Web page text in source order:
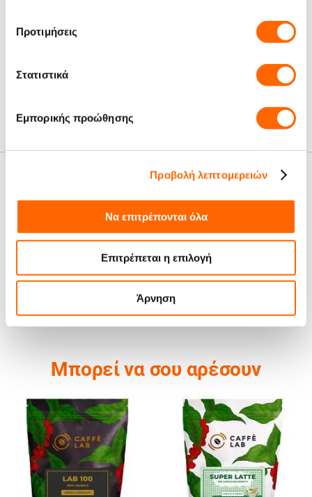
Προτιμήσεις
Στατιστικά
Εμπορικής προώθησης
Προβολή λεπτομερειών
Να επιτρέπονται όλα
Επιτρέπεται η επιλογή
Άρνηση
Προτάσεις δώρων για λάτρεις
Ό,τι θα θέλατε να ρωτήσετε για
Μπορεί να σου αρέσουν